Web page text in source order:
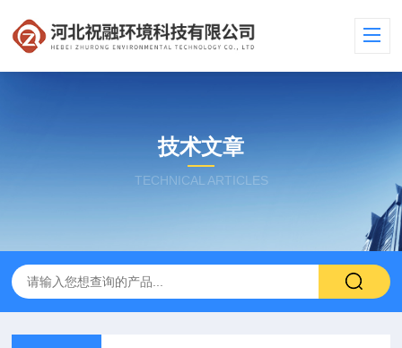
技术文章
TECHNICAL ARTICLES